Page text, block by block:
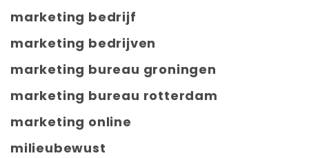
marketing bedrijf
marketing bedrijven
marketing bureau groningen
marketing bureau rotterdam
marketing online
milieubewust